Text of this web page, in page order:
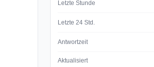
Letzte Stunde
Letzte 24 Std.
Antwortzeit
Aktualisiert